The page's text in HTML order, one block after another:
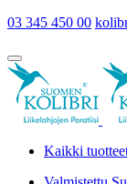
03 345 450 00
Kaikki